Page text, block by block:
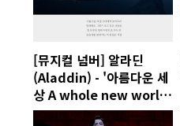
[뮤지컬 넘버] 알라딘
(Aladdin) - '아름다운 세
상 A whole new world'
가사 Lyrics